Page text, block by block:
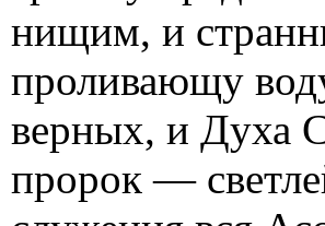
нищим, и
проливающу
верных, и Духа
пророк —